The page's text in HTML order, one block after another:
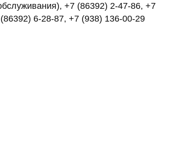
+7 (86392) 2-47-86, +7
6-28-87, +7 (938) 136-00-29